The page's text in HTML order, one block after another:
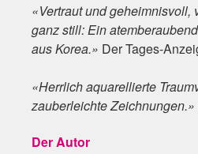
«Vertraut und geheimnisvoll,
ganz still: Ein
aus Korea.» Der Tages-
«Herrlich aquarellierte
zauberleichte Zeichnungen.»
Der Autor